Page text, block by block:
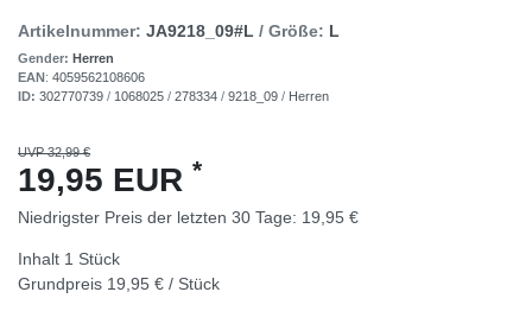
Artikelnummer: JA9218_09#L / Größe: L
Gender: Herren
EAN: 4059562108606
ID: 302770739 / 1068025 / 278334 / 9218_09 / Herren
UVP 32,99 €
19,95 EUR *
Niedrigster Preis der letzten 30 Tage: 19,95 €
Inhalt 1 Stück
Grundpreis 19,95 € / Stück